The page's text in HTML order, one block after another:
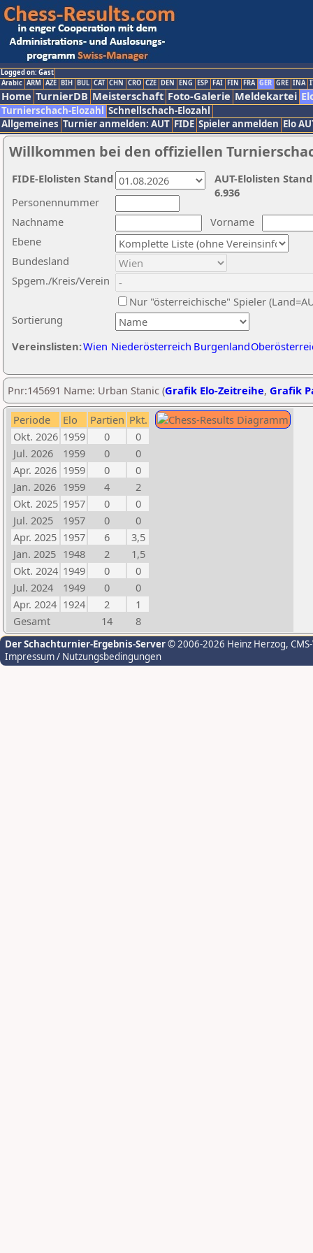
Logged on: Gast
Arabic ARM AZE BIH BUL CAT CHN CRO CZE DEN ENG ESP FAI FIN FRA GER GRE INA
Home TurnierDB Meisterschaft Foto-Galerie Meldekartei
Turnierschach-Elozahl Schnellschach-Elozahl
Allgemeines Turnier anmelden: AUT FIDE Spieler anmelden Elo
Willkommen bei den offiziellen
Nachname
Vorname
Ebene
Sortierung
Personennummer
Bundesland
Spgem./Kreis/Verein
Nur "österreichische" Spieler
Vereinslisten:Wien Niederösterreich Burgenland
AUT-Elolisten
6.936
FIDE-Elolisten Stand
Pnr:145691 Name: Urban Stanic (Grafik Elo-Zeitreihe, Grafik
Periode Elo Partien Pkt.
Okt. 2026 1959 0
0
Jul. 2026
1959 0
0
Apr. 2026 1959 0
0
Jan. 2026 1959 4
2
Okt. 2025 1957 0
0
Jul. 2025
1957 0
0
Apr. 2025 1957 6
3,5
Jan. 2025 1948 2
1,5
Okt. 2024 1949 0
0
Jul. 2024
1949 0
0
Apr. 2024 1924 2
1
Gesamt
14 8
Der Schachturnier-Ergebnis-Server© 2006-2026 Heinz Herzog,
Impressum / Nutzungsbedingungen